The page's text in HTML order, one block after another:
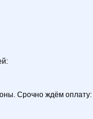
Срочно ждём оплату: